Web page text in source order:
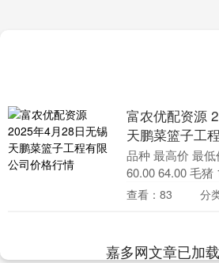
富农优配资源
天鹏菜篮子工
品种 最高价 最
60.00 64.00 毛猪
(白条猪) 19.70
查看：83 分
嘉多网文章已加